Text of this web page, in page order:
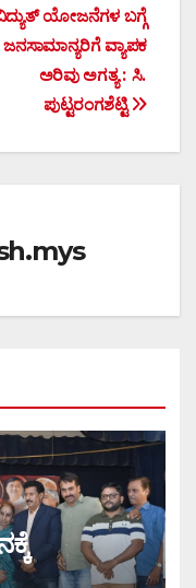
ಯೋಜನೆಗಳ ಬಗ್ಗೆ
ಜನಸಾಮಾನ್ಯರಿಗೆ ವ್ಯಾಪಕ
ಅರಿವು ಅಗತ್ಯ : ಸಿ.
ಪುಟ್ಟರಂಗಶೆಟ್ಟಿ